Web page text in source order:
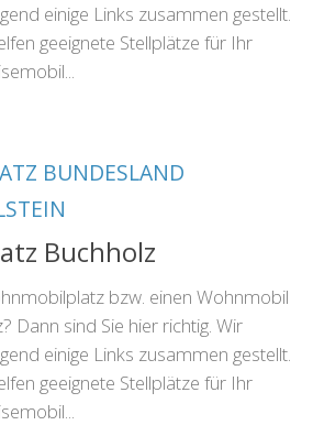
einige Links zusammen gestellt.
geeignete Stellplätze für Ihr
BUNDESLAND
Buchholz
bzw. einen Wohnmobil
Dann sind Sie hier richtig. Wir
einige Links zusammen gestellt.
geeignete Stellplätze für Ihr